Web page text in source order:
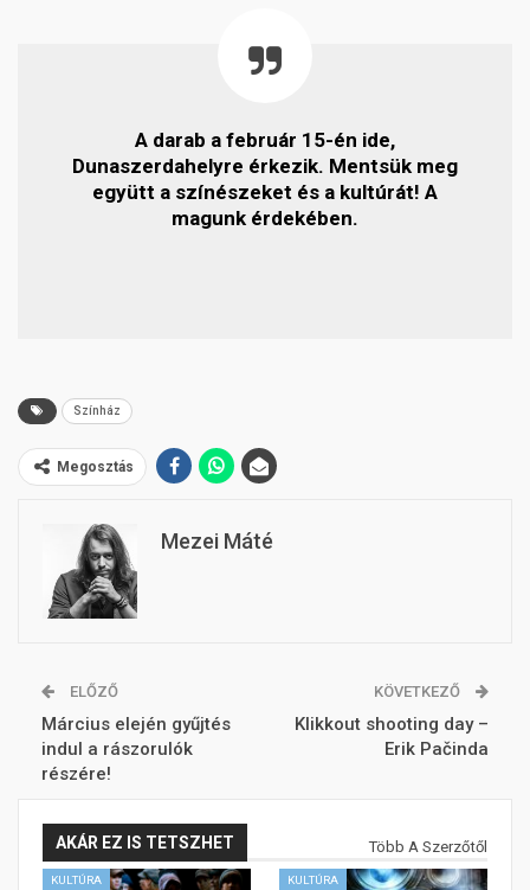
A darab a február 15-én ide,
Dunaszerdahelyre érkezik. Mentsük meg
együtt a színészeket és a kultúrát! A
magunk érdekében.
Színház
Megosztás
Mezei Máté
ELŐZŐ
Március elején gyűjtés
indul a rászorulók
részére!
KÖVETKEZŐ
Klikkout shooting day –
Erik Pačinda
AKÁR EZ IS TETSZHET Több A Szerzőtől
KULTÚRA KULTÚRA